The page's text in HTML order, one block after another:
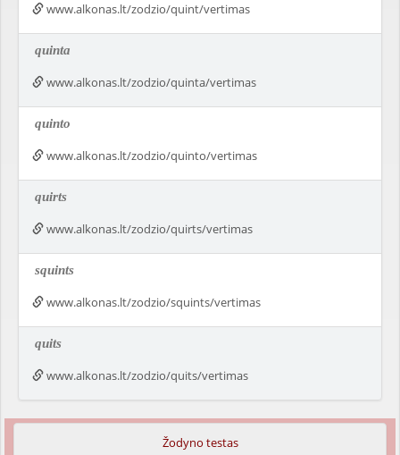
www.alkonas.lt/zodzio/quint/vertimas
quinta
www.alkonas.lt/zodzio/quinta/vertimas
quinto
www.alkonas.lt/zodzio/quinto/vertimas
quirts
www.alkonas.lt/zodzio/quirts/vertimas
squints
www.alkonas.lt/zodzio/squints/vertimas
quits
www.alkonas.lt/zodzio/quits/vertimas
Žodyno testas